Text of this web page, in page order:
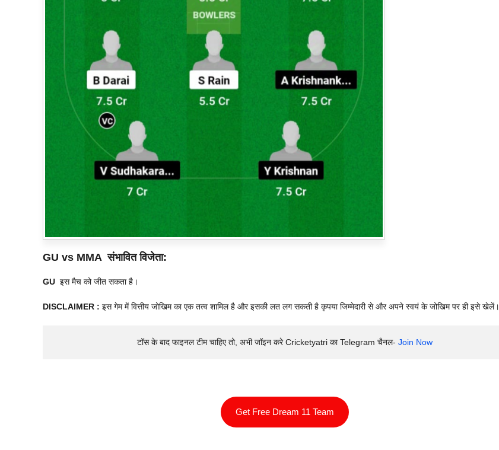
GU vs MMA संभावित विजेता:
GU इस मैच को जीत सकता है।
DISCLAIMER : इस गेम में वित्तीय जोखिम का एक तत्व शामिल है और इसकी लत लग सकती है कृपया जिम्मेदारी से और अपने स्वयं के जोखिम पर ही इसे खेलें।
टॉस के बाद फाइनल टीम चाहिए तो, अभी जॉइन करे Cricketyatri का Telegram चैनल- Join Now
Get Free Dream 11 Team